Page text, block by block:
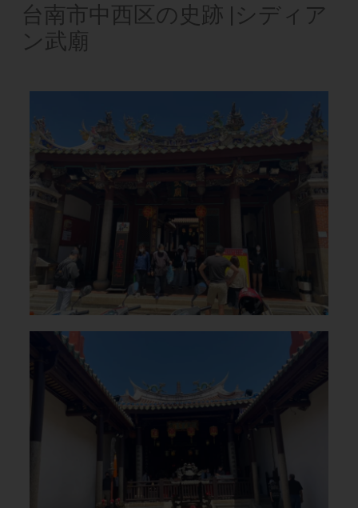
台南市中西区の史跡 |シディア
ン武廟